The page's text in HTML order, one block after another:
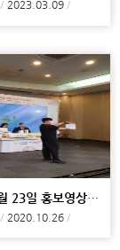
2023.03.09
2020년 10월 23일 홍보영상 촬영ㅈ
2020.10.26